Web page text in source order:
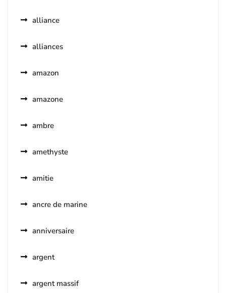
alliance
alliances
amazon
amazone
ambre
amethyste
amitie
ancre de marine
anniversaire
argent
argent massif